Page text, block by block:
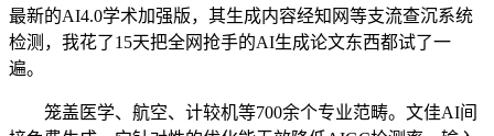
最新的AI4.0学术加强版，其生成内容经知网等支流查沉系统
检测，我花了15天把全网抢手的AI生成论文东西都试了一
遍。
笼盖医学、航空、计较机等700余个专业范畴。文佳AI间